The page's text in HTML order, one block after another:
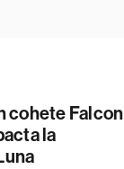
cohete Falcon
la